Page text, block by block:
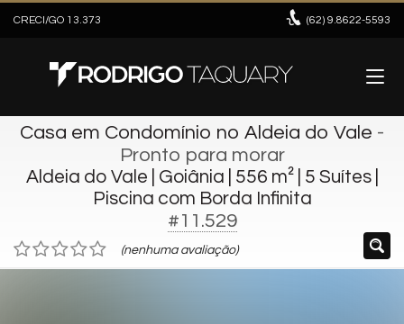
CRECI/GO 13.373 (62) 9.8622-5593
Casa em Condomínio no Aldeia do Vale -
Pronto para morar
Aldeia do Vale | Goiânia | 556 m² | 5 Suítes |
Piscina com Borda Infinita
#11.529
(nenhuma avaliação)